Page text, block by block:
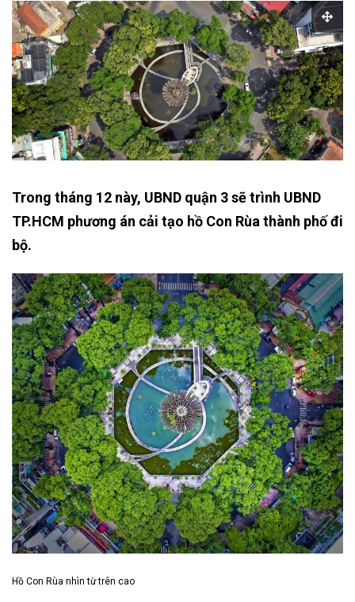
Trong tháng 12 này, UBND quận 3 sẽ trình UBND
TP.HCM phương án cải tạo hồ Con Rùa thành phố đi
bộ.
Hồ Con Rùa nhìn từ trên cao